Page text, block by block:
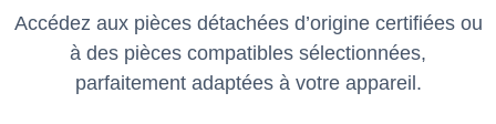
Accédez aux pièces détachées d’origine certifiées ou
à des pièces compatibles sélectionnées,
parfaitement adaptées à votre appareil.